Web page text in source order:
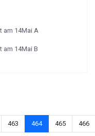
463 464 465 466